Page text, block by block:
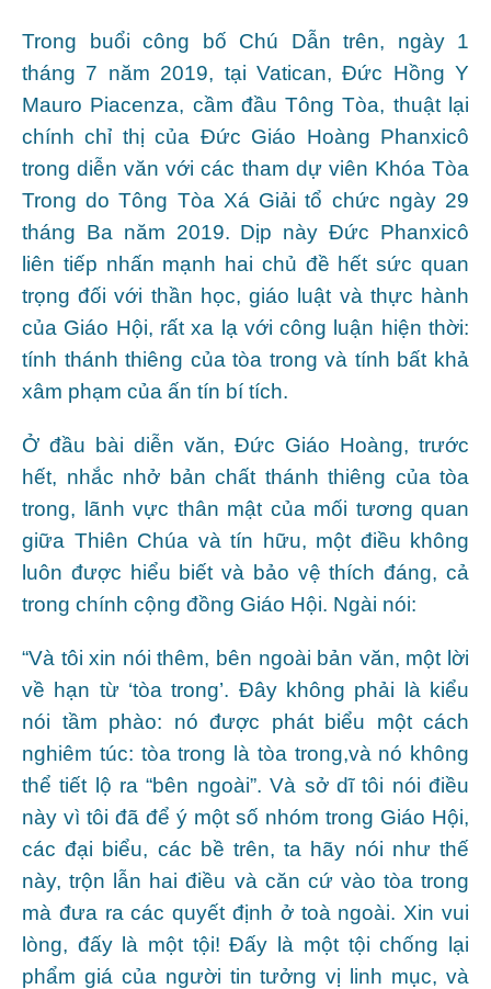
Trong buổi công bố Chú Dẫn trên, ngày 1
tháng 7 năm 2019, tại Vatican, Đức Hồng Y
Mauro Piacenza, cầm đầu Tông Tòa, thuật lại
chính chỉ thị của Đức Giáo Hoàng Phanxicô
trong diễn văn với các tham dự viên Khóa Tòa
Trong do Tông Tòa Xá Giải tổ chức ngày 29
tháng Ba năm 2019. Dịp này Đức Phanxicô
liên tiếp nhấn mạnh hai chủ đề hết sức quan
trọng đối với thần học, giáo luật và thực hành
của Giáo Hội, rất xa lạ với công luận hiện thời:
tính thánh thiêng của tòa trong và tính bất khả
xâm phạm của ấn tín bí tích.
Ở đầu bài diễn văn, Đức Giáo Hoàng, trước
hết, nhắc nhở bản chất thánh thiêng của tòa
trong, lãnh vực thân mật của mối tương quan
giữa Thiên Chúa và tín hữu, một điều không
luôn được hiểu biết và bảo vệ thích đáng, cả
trong chính cộng đồng Giáo Hội. Ngài nói:
“Và tôi xin nói thêm, bên ngoài bản văn, một lời
về hạn từ ‘tòa trong’. Đây không phải là kiểu
nói tầm phào: nó được phát biểu một cách
nghiêm túc: tòa trong là tòa trong,và nó không
thể tiết lộ ra “bên ngoài”. Và sở dĩ tôi nói điều
này vì tôi đã để ý một số nhóm trong Giáo Hội,
các đại biểu, các bề trên, ta hãy nói như thế
này, trộn lẫn hai điều và căn cứ vào tòa trong
mà đưa ra các quyết định ở toà ngoài. Xin vui
lòng, đấy là một tội! Đấy là một tội chống lại
phẩm giá của người tin tưởng vị linh mục, và